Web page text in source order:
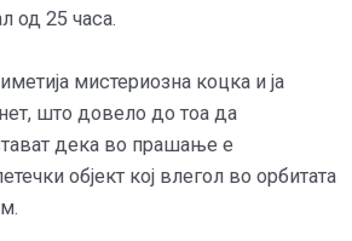
од 25 часа.
мистериозна коцка и ја
што довело до тоа да
дека во прашање е
објект кој влегол во орбитата